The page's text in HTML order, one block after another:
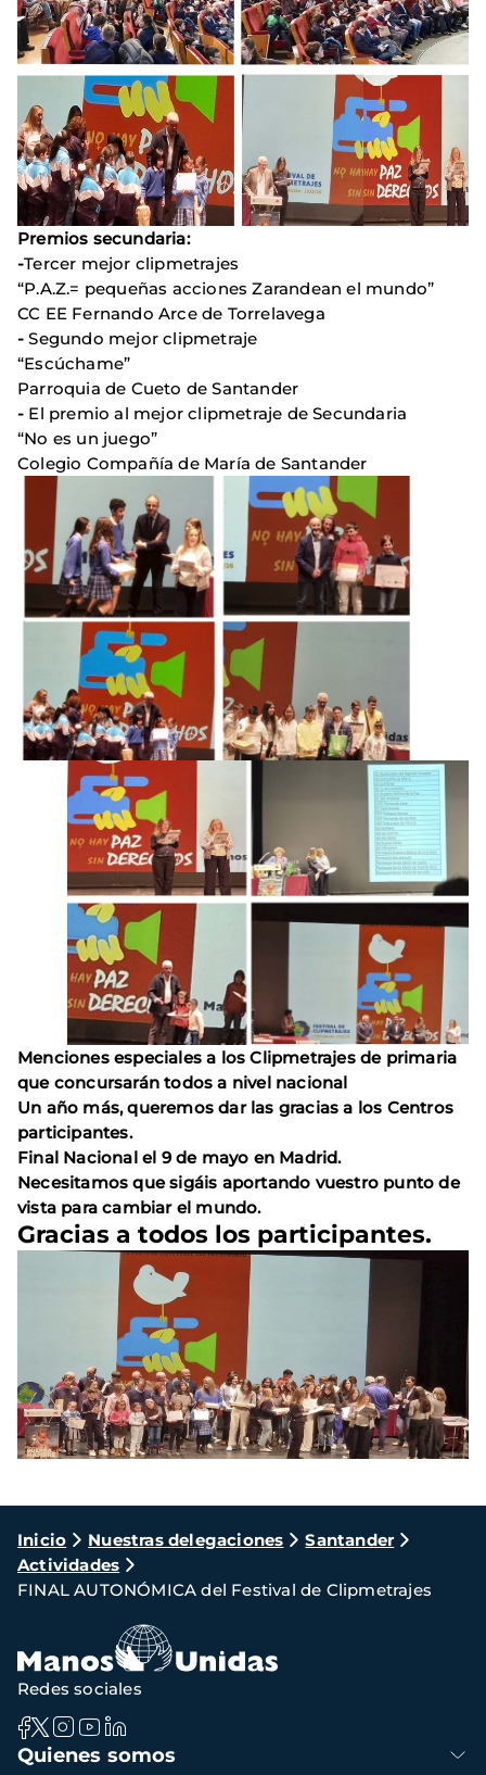
Premios secundaria:
-Tercer mejor clipmetrajes
“P.A.Z.= pequeñas acciones Zarandean el mundo”
CC EE Fernando Arce de Torrelavega
-Segundo mejor clipmetraje
“Escúchame”
Parroquia de Cueto de Santander
- El premio al mejor clipmetraje de Secundaria
“No es un juego”
Colegio Compañía de María de Santander
Menciones especiales a los Clipmetrajes de primaria
que concursarán todos a nivel nacional
Un año más, queremos dar las gracias a los Centros
participantes.
Final Nacional el 9 de mayo en Madrid.
Necesitamos que sigáis aportando vuestro punto de
vista para cambiar el mundo.
Gracias a todos los participantes.
Ruta
de
navegación
Inicio Nuestras delegaciones
Santander
Actividades
FINAL AUTONÓMICA del Festival de Clipmetrajes
Navegación
Quienes somos
Redes sociales